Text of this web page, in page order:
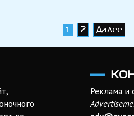
1 2 Далее
Реклама и